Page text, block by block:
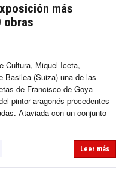
más
obras
Cultura, Miquel Iceta,
Basilea (Suiza) una de las
de Francisco de Goya
pintor aragonés procedentes
Ataviada con un conjunto
Leer más